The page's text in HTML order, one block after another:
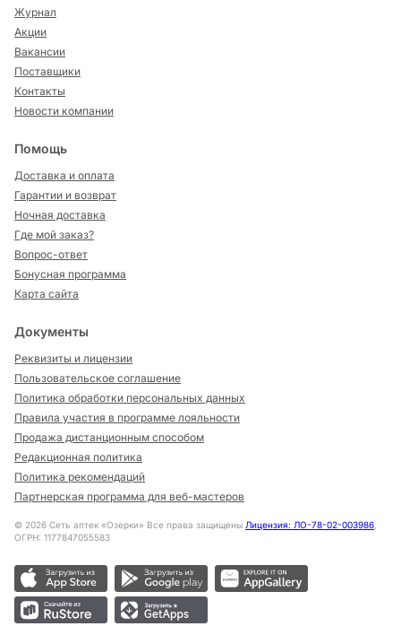
Журнал
Акции
Вакансии
Поставщики
Контакты
Новости компании
Помощь
Доставка и оплата
Гарантии и возврат
Ночная доставка
Где мой заказ?
Вопрос-ответ
Бонусная программа
Карта сайта
Документы
Реквизиты и лицензии
Пользовательское соглашение
Политика обработки персональных данных
Правила участия в программе лояльности
Продажа дистанционным способом
Редакционная политика
Политика рекомендаций
Партнерская программа для веб-мастеров
© 2026 Сеть аптек «Озерки» Все права защищены Лицензия: ЛО-78-02-003986,
ОГРН: 1177847055583